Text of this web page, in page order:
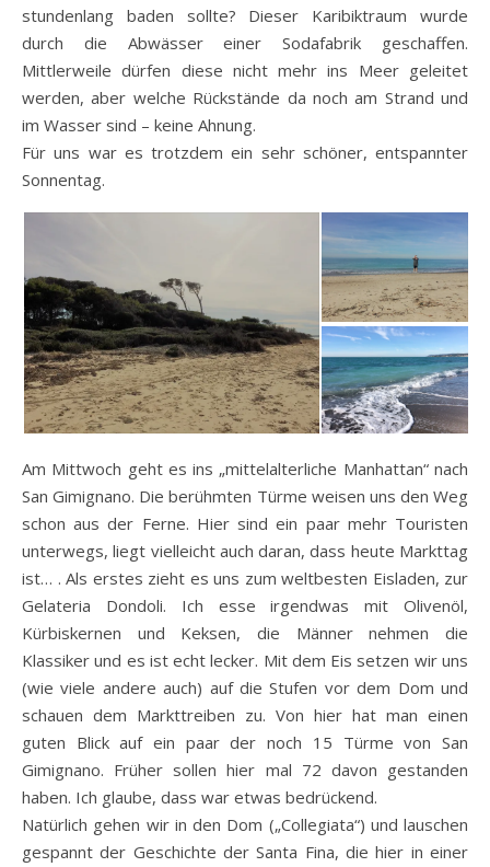
stundenlang baden sollte? Dieser Karibiktraum wurde
durch die Abwässer einer Sodafabrik geschaffen.
Mittlerweile dürfen diese nicht mehr ins Meer geleitet
werden, aber welche Rückstände da noch am Strand und
im Wasser sind – keine Ahnung.
Für uns war es trotzdem ein sehr schöner, entspannter
Sonnentag.
Am Mittwoch geht es ins „mittelalterliche Manhattan“ nach
San Gimignano. Die berühmten Türme weisen uns den Weg
schon aus der Ferne. Hier sind ein paar mehr Touristen
unterwegs, liegt vielleicht auch daran, dass heute Markttag
ist… . Als erstes zieht es uns zum weltbesten Eisladen, zur
Gelateria Dondoli. Ich esse irgendwas mit Olivenöl,
Kürbiskernen und Keksen, die Männer nehmen die
Klassiker und es ist echt lecker. Mit dem Eis setzen wir uns
(wie viele andere auch) auf die Stufen vor dem Dom und
schauen dem Markttreiben zu. Von hier hat man einen
guten Blick auf ein paar der noch 15 Türme von San
Gimignano. Früher sollen hier mal 72 davon gestanden
haben. Ich glaube, dass war etwas bedrückend.
Natürlich gehen wir in den Dom („Collegiata“) und lauschen
gespannt der Geschichte der Santa Fina, die hier in einer